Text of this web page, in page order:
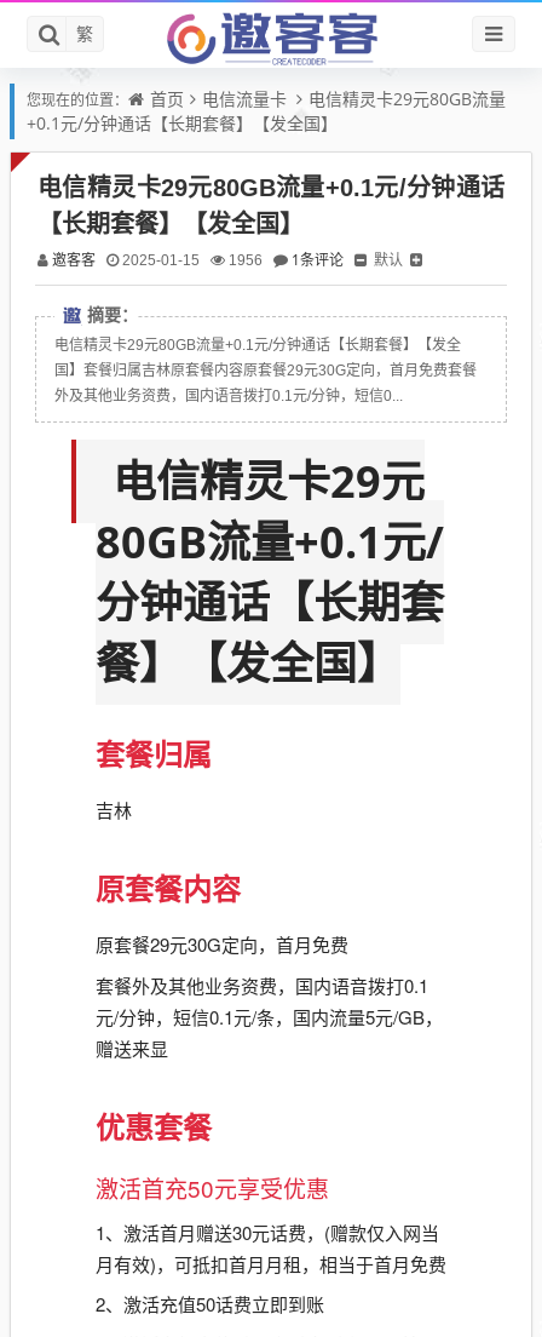
繁
您现在的位置： 首页 电信流量卡
电信精灵卡29元80GB流量
+0.1元/分钟通话【长期套餐】【发全国】
电信精灵卡29元80GB流量+0.1元/分钟通话
【长期套餐】【发全国】
邀客客 2025-01-15 1956 1条评论 默认
摘要：
电信精灵卡29元80GB流量+0.1元/分钟通话【长期套餐】【发全
国】套餐归属吉林原套餐内容原套餐29元30G定向，首月免费套餐
外及其他业务资费，国内语音拨打0.1元/分钟，短信0...
电信精灵卡29元
80GB流量+0.1元/
分钟通话【长期套
餐】【发全国】
套餐归属
吉林
原套餐内容
原套餐29元30G定向，首月免费
套餐外及其他业务资费，国内语音拨打0.1
元/分钟，短信0.1元/条，国内流量5元/GB，
赠送来显
优惠套餐
激活首充50元享受优惠
1、激活首月赠送30元话费，(赠款仅入网当
月有效)，可抵扣首月月租，相当于首月免费
2、激活充值50话费立即到账